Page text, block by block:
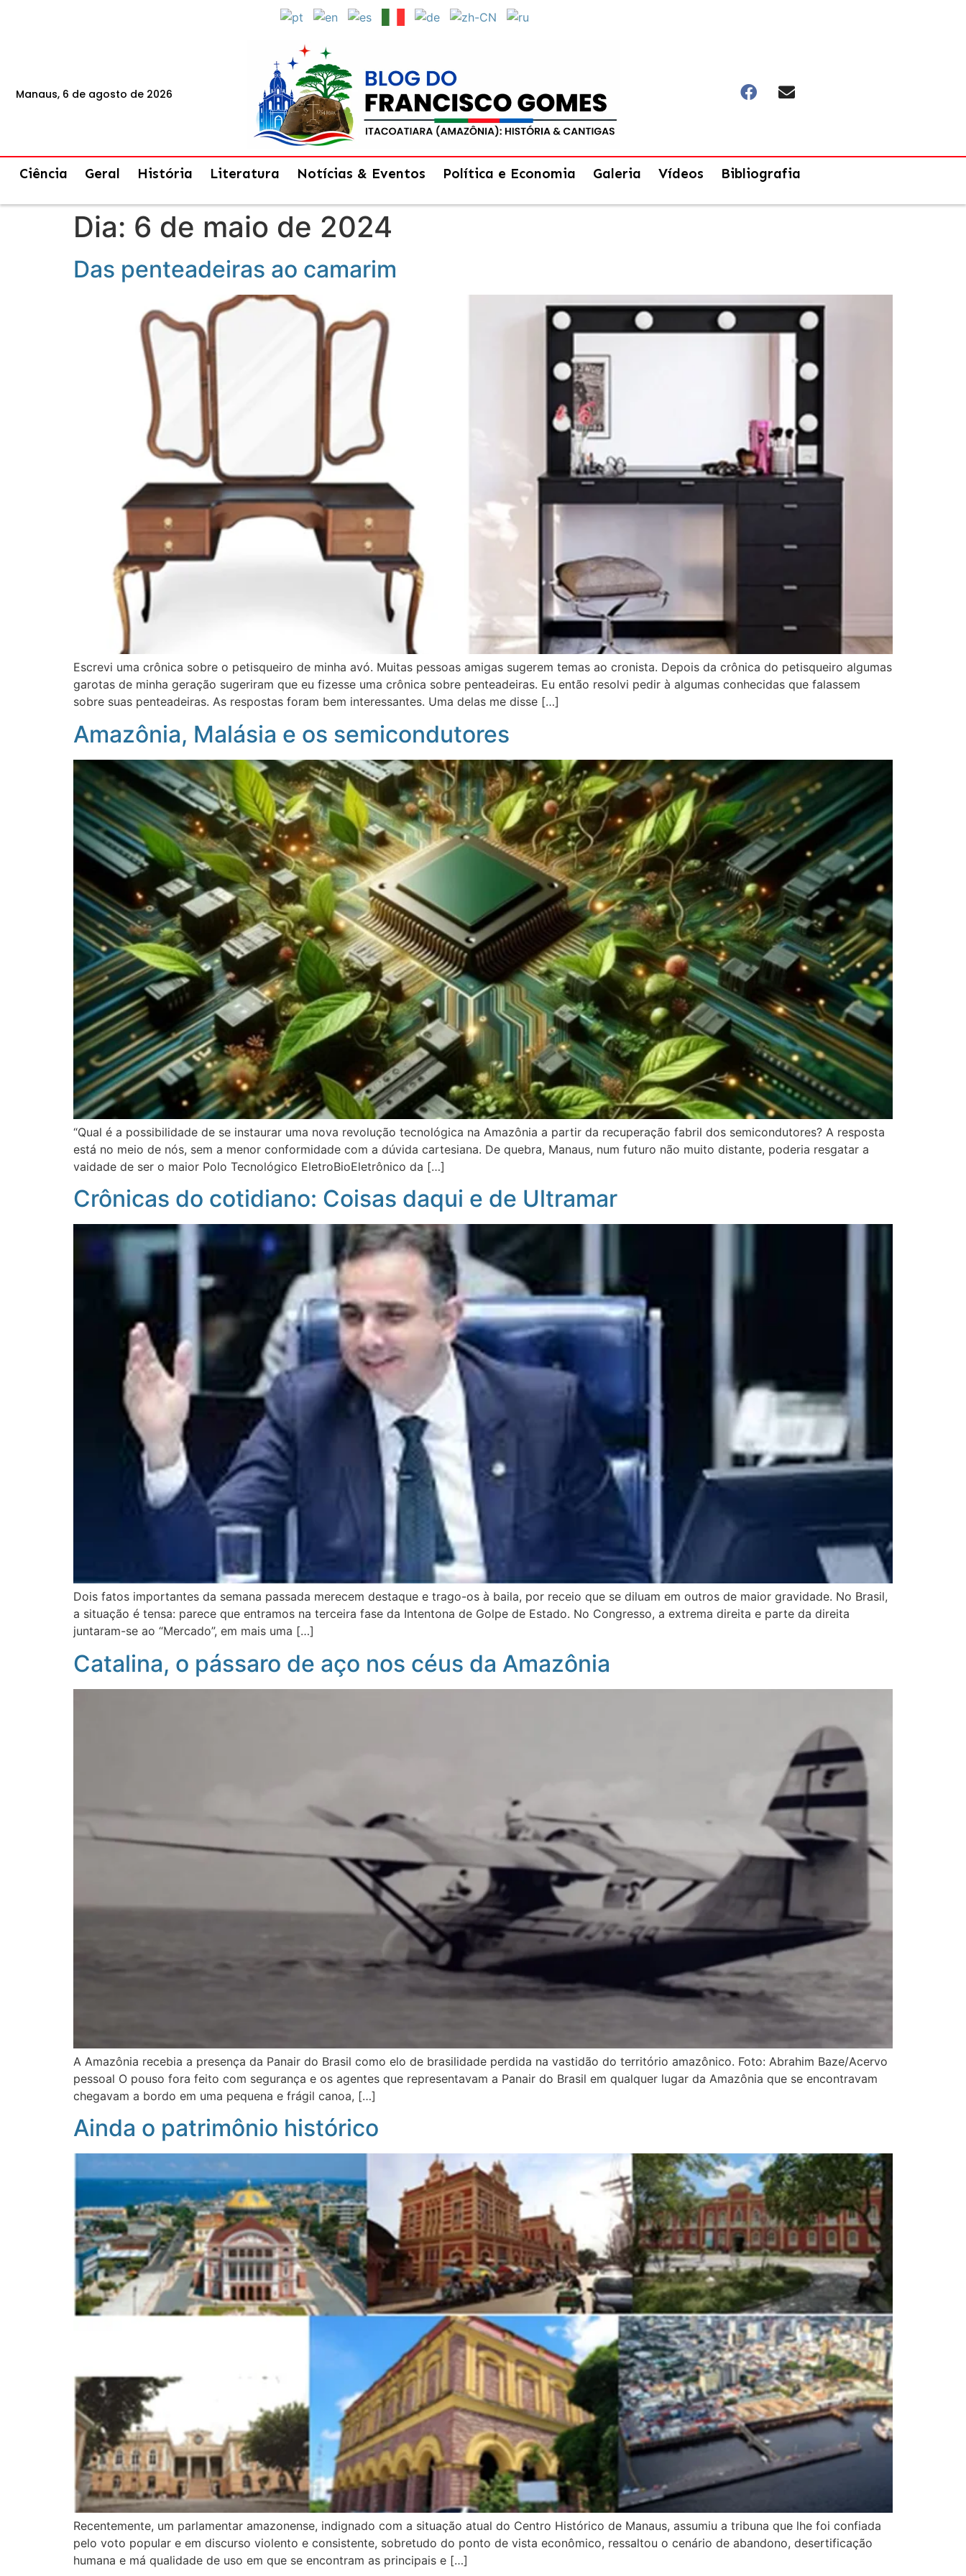
Manaus, 6 de agosto de 2026
Ciência Geral História Literatura Notícias & Eventos Política e Economia Galeria Vídeos Bibliografia
Dia: 6 de maio de 2024
Das penteadeiras ao camarim
Escrevi uma crônica sobre o petisqueiro de minha avó. Muitas pessoas amigas sugerem temas ao cronista. Depois da crônica do petisqueiro algumas
garotas de minha geração sugeriram que eu fizesse uma crônica sobre penteadeiras. Eu então resolvi pedir à algumas conhecidas que falassem
sobre suas penteadeiras. As respostas foram bem interessantes. Uma delas me disse […]
Amazônia, Malásia e os semicondutores
“Qual é a possibilidade de se instaurar uma nova revolução tecnológica na Amazônia a partir da recuperação fabril dos semicondutores? A resposta
está no meio de nós, sem a menor conformidade com a dúvida cartesiana. De quebra, Manaus, num futuro não muito distante, poderia resgatar a
vaidade de ser o maior Polo Tecnológico EletroBioEletrônico da […]
Crônicas do cotidiano: Coisas daqui e de Ultramar
Dois fatos importantes da semana passada merecem destaque e trago-os à baila, por receio que se diluam em outros de maior gravidade. No Brasil,
a situação é tensa: parece que entramos na terceira fase da Intentona de Golpe de Estado. No Congresso, a extrema direita e parte da direita
juntaram-se ao “Mercado”, em mais uma […]
Catalina, o pássaro de aço nos céus da Amazônia
A Amazônia recebia a presença da Panair do Brasil como elo de brasilidade perdida na vastidão do território amazônico. Foto: Abrahim Baze/Acervo
pessoal O pouso fora feito com segurança e os agentes que representavam a Panair do Brasil em qualquer lugar da Amazônia que se encontravam
chegavam a bordo em uma pequena e frágil canoa, […]
Ainda o patrimônio histórico
Recentemente, um parlamentar amazonense, indignado com a situação atual do Centro Histórico de Manaus, assumiu a tribuna que lhe foi confiada
pelo voto popular e em discurso violento e consistente, sobretudo do ponto de vista econômico, ressaltou o cenário de abandono, desertificação
humana e má qualidade de uso em que se encontram as principais e […]